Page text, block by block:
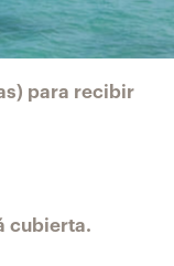
para recibir
cubierta.